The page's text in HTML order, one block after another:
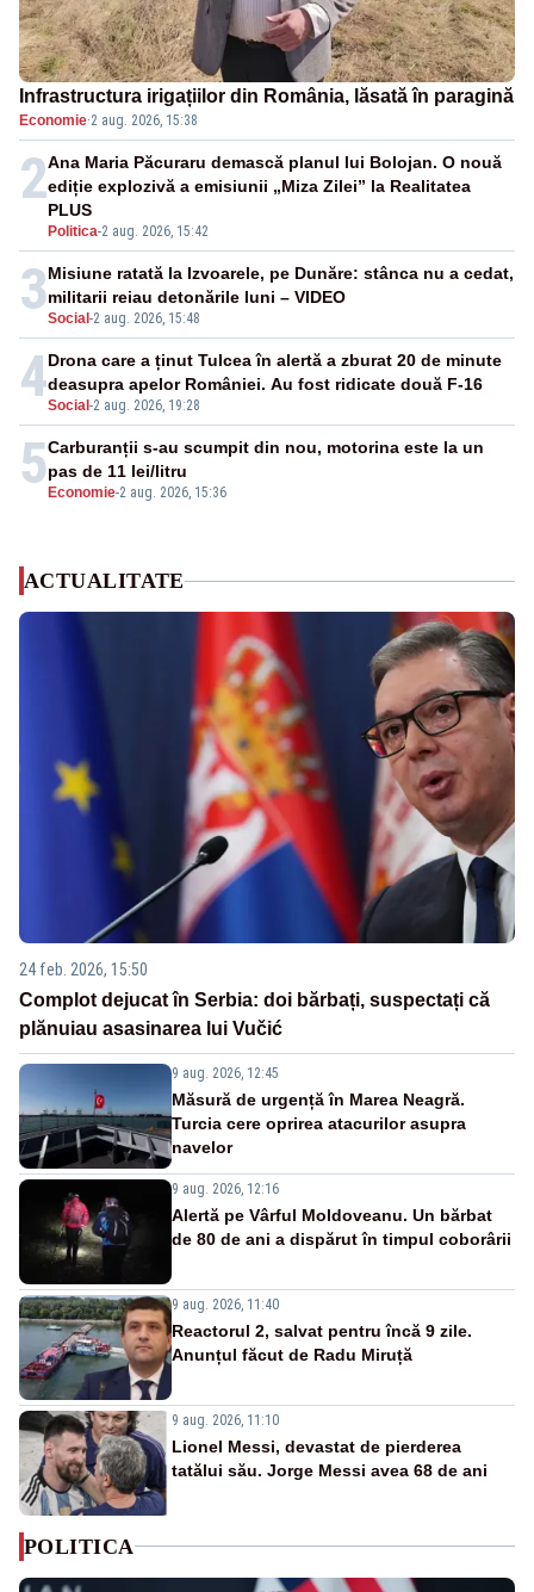
Infrastructura irigațiilor din România, lăsată în paragină
Economie·2 aug. 2026, 15:38
2
Politica-2 aug. 2026, 15:42
Ana Maria Păcuraru demască planul lui Bolojan. O nouă
ediție explozivă a emisiunii „Miza Zilei” la Realitatea
PLUS
3Social -2 aug. 2026, 15:48
Misiune ratată la Izvoarele, pe Dunăre: stânca nu a cedat,
militarii reiau detonările luni – VIDEO
4Social -2 aug. 2026, 19:28
Drona care a ținut Tulcea în alertă a zburat 20 de minute
deasupra apelor României. Au fost ridicate două F-16
5 Economie-2 aug. 2026, 15:36
Carburanții s-au scumpit din nou, motorina este la un
pas de 11 lei/litru
ACTUALITATE
24 feb. 2026, 15:50
Complot dejucat în Serbia: doi bărbați, suspectați că
plănuiau asasinarea lui Vučić
9 aug. 2026, 12:45
Măsură de urgență în Marea Neagră.
Turcia cere oprirea atacurilor asupra
navelor
9 aug. 2026, 12:16
Alertă pe Vârful Moldoveanu. Un bărbat
de 80 de ani a dispărut în timpul coborârii
9 aug. 2026, 11:40
Reactorul 2, salvat pentru încă 9 zile.
Anunțul făcut de Radu Miruță
9 aug. 2026, 11:10
Lionel Messi, devastat de pierderea
tatălui său. Jorge Messi avea 68 de ani
POLITICA